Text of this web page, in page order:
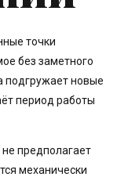
точки
без заметного
новые
период работы
предполагает
механически